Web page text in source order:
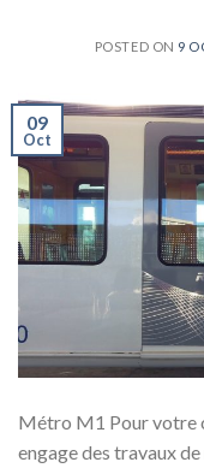
POSTED ON 9
09
Oct
Métro M1 Pour votre
engage des travaux